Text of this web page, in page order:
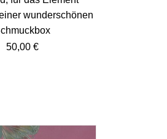
wunderschönen
50,00 €